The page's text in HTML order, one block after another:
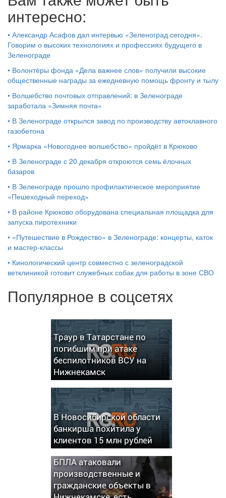
интересно:
• Александр Асафов дал интервью «Зеленоград сегодня».
Говорим о высоких технологиях и профессиях будущего в
Зеленограде
• Волонтёры фонда «Дела важнее слов» получили высокие
общественные награды за ежедневную помощь фронту и тылу
• Волшебство почтовых отправлений: в Зеленограде
заработала «Зимняя почта»
• В Зеленограде открылся завод по производству автоклавного
газобетона
• Ярмарка «Новогоднее волшебство» пройдёт в Крюково
• В Зеленограде с 20 декабря откроются семь ёлочных
базаров
• В Зеленограде прошло профилактическое мероприятие
«Пешеходный переход»
• В районе Крюково оборудована специальная площадка для
запуска пиротехники
• «Путешествие в Рождество» в Зеленограде: концерты, каток
и мастер‑классы
• Кинологический центр совместно с зеленоградской
ветклиникой готовит служебных собак для работы в зоне СВО
Популярное в соцсетях
Траур в Татарстане по
погибшим при атаке
беспилотников ВСУ на
Нижнекамск
В Новосибирской области
банкирша похитила у
клиентов 15 млн рублей
БПЛА атаковали
производственные и
гражданские объекты в